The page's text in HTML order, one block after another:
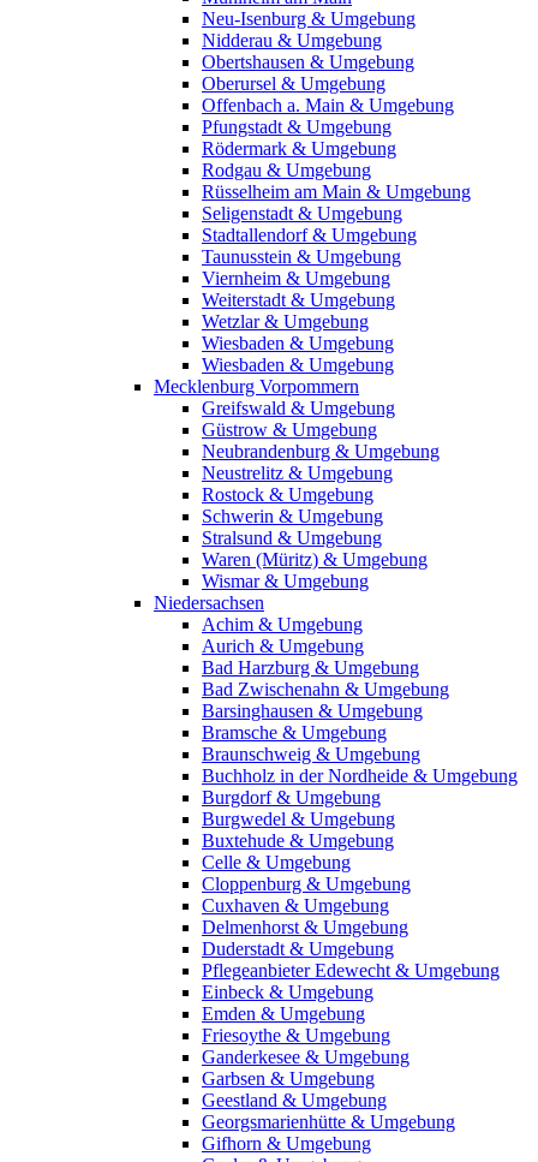
Neu-Isenburg & Umgebung
Nidderau & Umgebung
Obertshausen & Umgebung
Oberursel & Umgebung
Offenbach a. Main & Umgebung
Pfungstadt & Umgebung
Rödermark & Umgebung
Rodgau & Umgebung
Rüsselheim am Main & Umgebung
Seligenstadt & Umgebung
Stadtallendorf & Umgebung
Taunusstein & Umgebung
Viernheim & Umgebung
Weiterstadt & Umgebung
Wetzlar & Umgebung
Wiesbaden & Umgebung
Wiesbaden & Umgebung
Mecklenburg Vorpommern
Greifswald & Umgebung
Güstrow & Umgebung
Neubrandenburg & Umgebung
Neustrelitz & Umgebung
Rostock & Umgebung
Schwerin & Umgebung
Stralsund & Umgebung
Waren (Müritz) & Umgebung
Wismar & Umgebung
Niedersachsen
Achim & Umgebung
Aurich & Umgebung
Bad Harzburg & Umgebung
Bad Zwischenahn & Umgebung
Barsinghausen & Umgebung
Bramsche & Umgebung
Braunschweig & Umgebung
Buchholz in der Nordheide & Umgebung
Burgdorf & Umgebung
Burgwedel & Umgebung
Buxtehude & Umgebung
Celle & Umgebung
Cloppenburg & Umgebung
Cuxhaven & Umgebung
Delmenhorst & Umgebung
Duderstadt & Umgebung
Pflegeanbieter Edewecht & Umgebung
Einbeck & Umgebung
Emden & Umgebung
Friesoythe & Umgebung
Ganderkesee & Umgebung
Garbsen & Umgebung
Geestland & Umgebung
Georgsmarienhütte & Umgebung
Gifhorn & Umgebung